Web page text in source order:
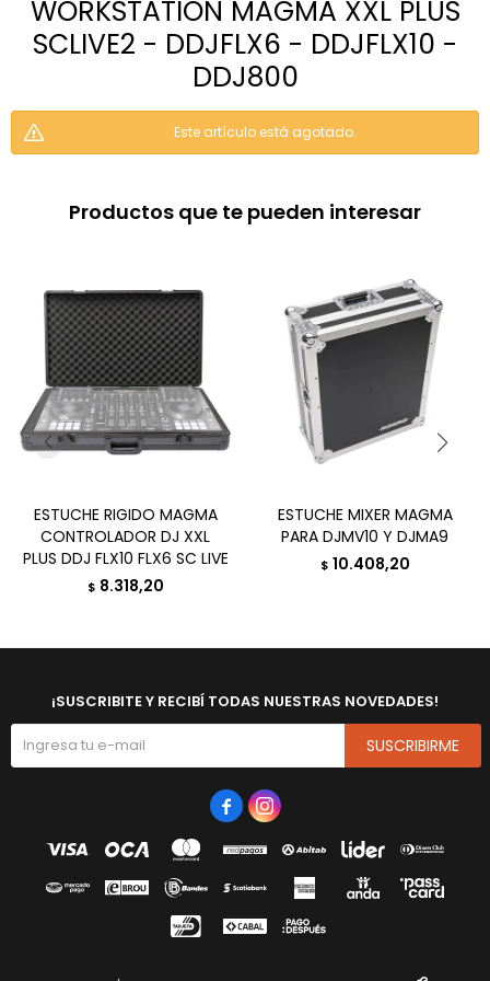
WORKSTATION MAGMA XXL PLUS
SCLIVE2 - DDJFLX6 - DDJFLX10 -
DDJ800
Este artículo está agotado.
Productos que te pueden interesar
ESTUCHE RIGIDO MAGMA
CONTROLADOR DJ XXL
PLUS DDJ FLX10 FLX6 SC LIVE
$ 8.318,20
ESTUCHE MIXER MAGMA
PARA DJMV10 Y DJMA9
$ 10.408,20
¡SUSCRIBITE Y RECIBÍ TODAS NUESTRAS NOVEDADES!
SUSCRIBIRME
 